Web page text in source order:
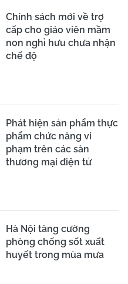
Chính sách mới về trợ
cấp cho giáo viên mầm
non nghỉ hưu chưa nhận
chế độ
Phát hiện sản phẩm thực
phẩm chức năng vi
phạm trên các sàn
thương mại điện tử
Hà Nội tăng cường
phòng chống sốt xuất
huyết trong mùa mưa